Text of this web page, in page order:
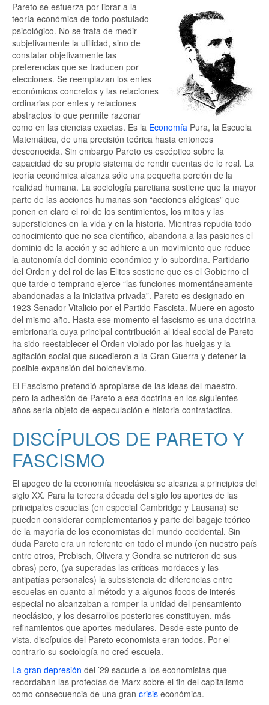
Pareto se esfuerza por librar a la
teoría económica de todo postulado
psicológico. No se trata de medir
subjetivamente la utilidad, sino de
constatar objetivamente las
preferencias que se traducen por
elecciones. Se reemplazan los entes
económicos concretos y las relaciones
ordinarias por entes y relaciones
abstractos lo que permite razonar
como en las ciencias exactas. Es la Economía Pura, la Escuela
Matemática, de una precisión teórica hasta entonces
desconocida. Sin embargo Pareto es escéptico sobre la
capacidad de su propio sistema de rendir cuentas de lo real. La
teoría económica alcanza sólo una pequeña porción de la
realidad humana. La sociología paretiana sostiene que la mayor
parte de las acciones humanas son “acciones alógicas” que
ponen en claro el rol de los sentimientos, los mitos y las
supersticiones en la vida y en la historia. Mientras repudia todo
conocimiento que no sea científico, abandona a las pasiones el
dominio de la acción y se adhiere a un movimiento que reduce
la autonomía del dominio económico y lo subordina. Partidario
del Orden y del rol de las Elites sostiene que es el Gobierno el
que tarde o temprano ejerce “las funciones momentáneamente
abandonadas a la iniciativa privada”. Pareto es designado en
1923 Senador Vitalicio por el Partido Fascista. Muere en agosto
del mismo año. Hasta ese momento el fascismo es una doctrina
embrionaria cuya principal contribución al ideal social de Pareto
ha sido reestablecer el Orden violado por las huelgas y la
agitación social que sucedieron a la Gran Guerra y detener la
posible expansión del bolchevismo.
El Fascismo pretendió apropiarse de las ideas del maestro,
pero la adhesión de Pareto a esa doctrina en los siguientes
años sería objeto de especulación e historia contrafáctica.
DISCÍPULOS DE PARETO Y
FASCISMO
El apogeo de la economía neoclásica se alcanza a principios del
siglo XX. Para la tercera década del siglo los aportes de las
principales escuelas (en especial Cambridge y Lausana) se
pueden considerar complementarios y parte del bagaje teórico
de la mayoría de los economistas del mundo occidental. Sin
duda Pareto era un referente en todo el mundo (en nuestro país
entre otros, Prebisch, Olivera y Gondra se nutrieron de sus
obras) pero, (ya superadas las críticas mordaces y las
antipatías personales) la subsistencia de diferencias entre
escuelas en cuanto al método y a algunos focos de interés
especial no alcanzaban a romper la unidad del pensamiento
neoclásico, y los desarrollos posteriores constituyen, más
refinamientos que aportes medulares. Desde este punto de
vista, discípulos del Pareto economista eran todos. Por el
contrario su sociología no creó escuela.
La gran depresión del ’29 sacude a los economistas que
recordaban las profecías de Marx sobre el fin del capitalismo
como consecuencia de una gran crisis económica.